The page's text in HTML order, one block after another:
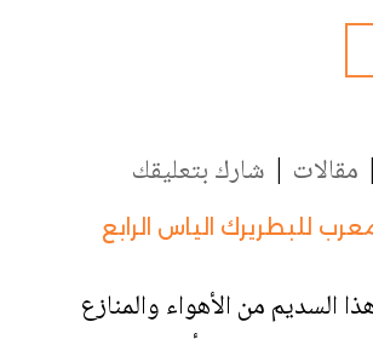
مقالات | شارك بتعليقك
للبطريرك الياس الرابع
السديم من الأهواء والمنازع